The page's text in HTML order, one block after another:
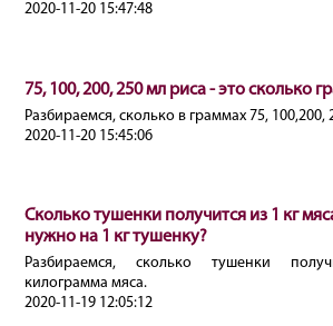
2020-11-20 15:47:48
75, 100, 200, 250 мл риса - это сколько
Разбираемся, сколько в граммах 75, 100,200,
2020-11-20 15:45:06
Сколько тушенки получится из 1 кг
нужно на 1 кг тушенку?
Разбираемся, сколько тушенки
килограмма мяса.
2020-11-19 12:05:12